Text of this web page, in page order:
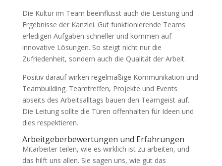
Die Kultur im Team beeinflusst auch die Leistung und
Ergebnisse der Kanzlei. Gut funktionierende Teams
erledigen Aufgaben schneller und kommen auf
innovative Lösungen. So steigt nicht nur die
Zufriedenheit, sondern auch die Qualität der Arbeit.
Positiv darauf wirken regelmäßige Kommunikation und
Teambuilding. Teamtreffen, Projekte und Events
abseits des Arbeitsalltags bauen den Teamgeist auf.
Die Leitung sollte die Türen offenhalten für Ideen und
dies respektieren.
Arbeitgeberbewertungen und Erfahrungen
Mitarbeiter teilen, wie es wirklich ist zu arbeiten, und
das hilft uns allen. Sie sagen uns, wie gut das